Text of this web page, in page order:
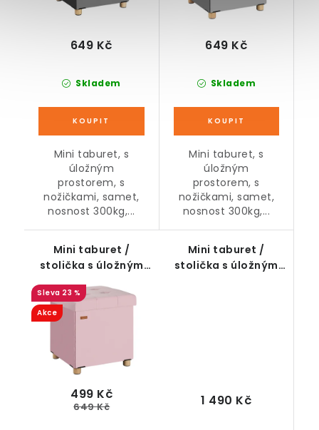
Skladem
649 Kč
Mini taburet, s
úložným
prostorem, s
nožičkami, samet,
nosnost 300kg,...
Skladem
649 Kč
Mini taburet, s
úložným
prostorem, s
nožičkami, samet,
nosnost 300kg,...
Mini taburet /
stolička s úložným
nožičkách, růžový, 42
x 38 x 38 cm
23 %
Akce
499 Kč
649 Kč
Mini taburet /
stolička s úložným
1 490 Kč